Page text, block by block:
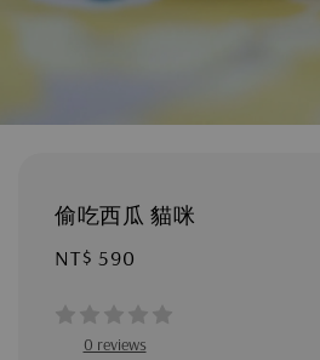
偷吃西瓜 貓咪
Regular
NT$ 590
0 reviews